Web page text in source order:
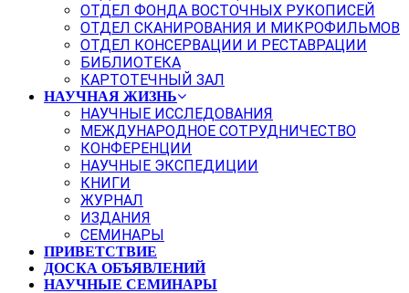
ОТДЕЛ ФОНДА ВОСТОЧНЫХ РУКОПИСЕЙ
ОТДЕЛ СКАНИРОВАНИЯ И МИКРОФИЛЬМОВ
ОТДЕЛ КОНСЕРВАЦИИ И РЕСТАВРАЦИИ
БИБЛИОТЕКА
КАРТОТЕЧНЫЙ ЗАЛ
НАУЧНАЯ ЖИЗНЬ
НАУЧНЫЕ ИССЛЕДОВАНИЯ
МЕЖДУНАРОДНОЕ СОТРУДНИЧЕСТВО
КОНФЕРЕНЦИИ
НАУЧНЫЕ ЭКСПЕДИЦИИ
КНИГИ
ЖУРНАЛ
ИЗДАНИЯ
СЕМИНАРЫ
ПРИВЕТСТВИЕ
ДОСКА ОБЪЯВЛЕНИЙ
НАУЧНЫЕ СЕМИНАРЫ